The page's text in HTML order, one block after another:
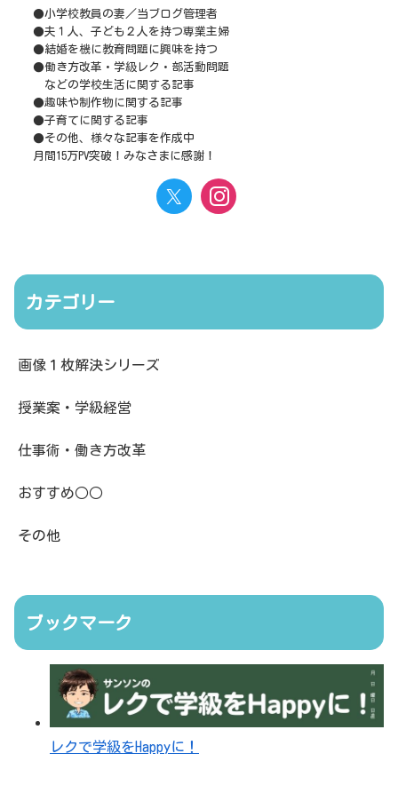
●小学校教員の妻／当ブログ管理者
●夫１人、子ども２人を持つ専業主婦
●結婚を機に教育問題に興味を持つ
●働き方改革・学級レク・部活動問題
などの学校生活に関する記事
●趣味や制作物に関する記事
●子育てに関する記事
●その他、様々な記事を作成中
月間15万PV突破！みなさまに感謝！
カテゴリー
画像１枚解決シリーズ
授業案・学級経営
仕事術・働き方改革
おすすめ○○
その他
ブックマーク
レクで学級をHappyに！